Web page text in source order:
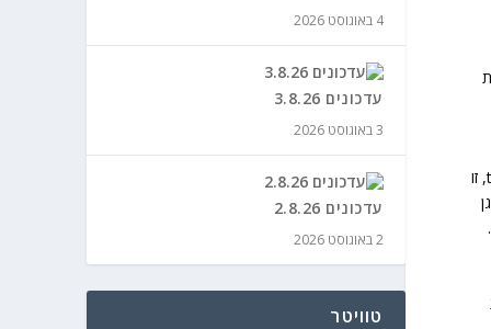
ב terminator 2, זו
4 באוגוסט 2026
עדכונים 3.8.26
3 באוגוסט 2026
עדכונים 2.8.26
2 באוגוסט 2026
טוויטר